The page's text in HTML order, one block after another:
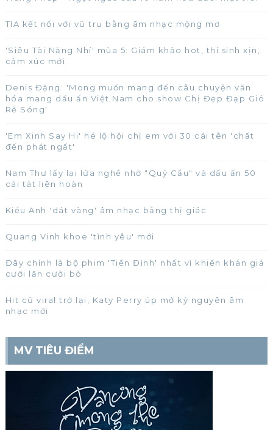
TIA kết nối với vũ trụ bằng âm nhạc mộng mơ
'Siêu Tài Năng Nhí' mùa 5: Giám khảo hot, thí sinh xịn,
cảm xúc mới
Denis Đặng: 'Mong muốn mang đến câu chuyện văn
hóa mang dấu ấn Việt Nam cho show Chị Đẹp Đạp Gió
Rẽ Sóng'
'Em Xinh Say Hi' hé lộ hội chị em với 30 cái tên 'chất
đến phát ngất'
Nam Thư lấy lại lửa nghề nhờ "Quỷ Cẩu" và dấu ấn 50
cái tát liên hoàn
Kiều Anh 'dát vàng' âm nhạc bằng thị giác
Quang Vinh khoe 'tình yêu' mới
Đây chính là bộ phim 'Tiền Đình' nhất vì khiến khán giả
cười lăn cười bò
Hit cũ viral trở lại, Katy Perry úp mở kỷ nguyên âm
nhạc mới
MV TIÊU ĐIỂM